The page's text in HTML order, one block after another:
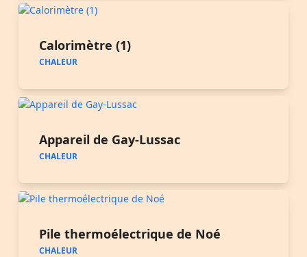
Calorimètre (1)
CHALEUR
Appareil de Gay-Lussac
CHALEUR
Pile thermoélectrique de Noé
CHALEUR